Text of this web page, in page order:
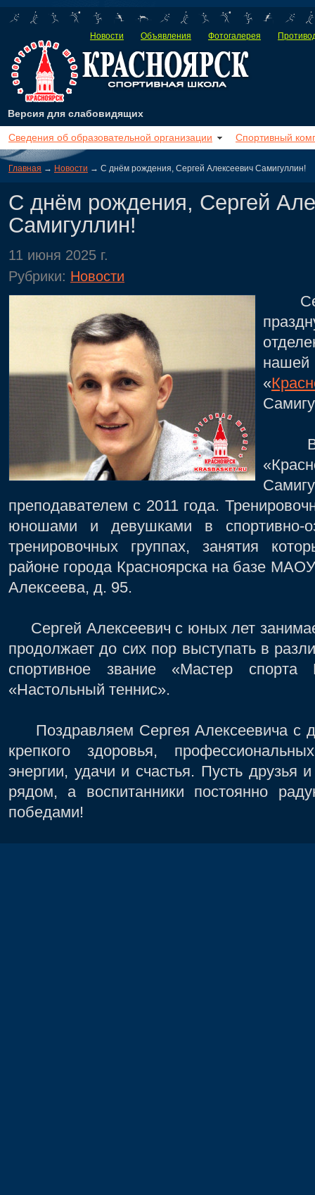
Новости Объявления Фотогалерея
Версия для слабовидящих
Сведения об образовательной организации Спортивный
Главная → Новости → С днём рождения, Сергей Алексеевич Самигуллин!
С днём рождения, Сергей
Самигуллин!
11 июня 2025 г.
Рубрики: Новости
«
В
преподавателем с 2011 года.
юношами и девушками в спортивно-
тренировочных группах, занятия
районе города Красноярска на базе
Алексеева, д. 95.
Сергей Алексеевич с юных лет
продолжает до сих пор выступать в
спортивное звание «Мастер
«Настольный теннис».
Поздравляем Сергея Алексеевича с
крепкого здоровья,
энергии, удачи и счастья. Пусть друзья
рядом, а воспитанники постоянно
победами!